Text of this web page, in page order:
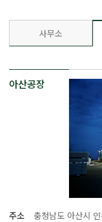
사무소
아산공장
주소
충청남도 아산시